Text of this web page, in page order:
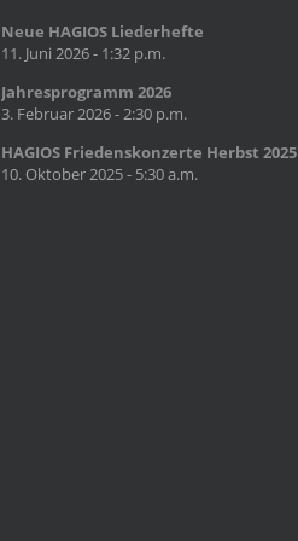
Neue HAGIOS Liederhefte
11. Juni 2026 - 1:32 p.m.
Jahresprogramm 2026
3. Februar 2026 - 2:30 p.m.
HAGIOS Friedenskonzerte Herbst 2025
10. Oktober 2025 - 5:30 a.m.